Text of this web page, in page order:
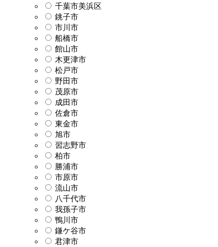
千葉市美浜区
銚子市
市川市
船橋市
館山市
木更津市
松戸市
野田市
茂原市
成田市
佐倉市
東金市
旭市
習志野市
柏市
勝浦市
市原市
流山市
八千代市
我孫子市
鴨川市
鎌ケ谷市
君津市